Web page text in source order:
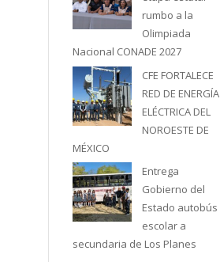
rumbo a la
Olimpiada
Nacional CONADE 2027
CFE FORTALECE
RED DE ENERGÍA
ELÉCTRICA DEL
NOROESTE DE
MÉXICO
Entrega
Gobierno del
Estado autobús
escolar a
secundaria de Los Planes